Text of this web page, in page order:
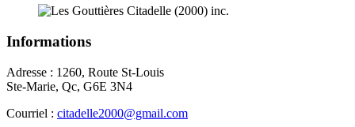
Informations
Adresse : 1260, Route St-Louis
Ste-Marie, Qc, G6E 3N4
Courriel : citadelle2000@gmail.com